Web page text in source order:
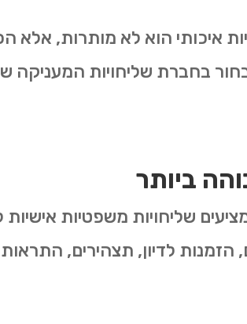
איכותי הוא לא מותרות, אלא
בחברת שליחויות המעניקה
ביותר
שליחויות משפטיות אישיות
לדיון, תצהירים, התראות